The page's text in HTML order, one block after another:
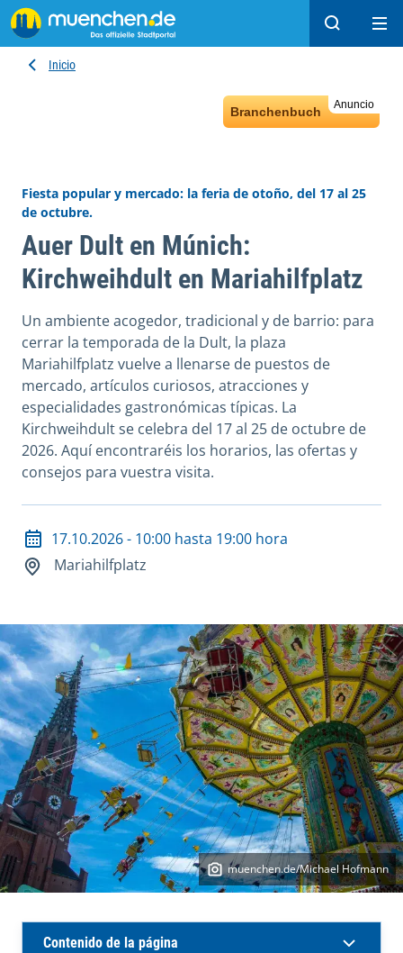
Buscar
Inicio
Anuncio
Branchenbuch
Fiesta popular y mercado: la feria de otoño, del 17 al 25
de octubre.
Auer Dult en Múnich:
Kirchweihdult en Mariahilfplatz
Un ambiente acogedor, tradicional y de barrio: para
cerrar la temporada de la Dult, la plaza
Mariahilfplatz vuelve a llenarse de puestos de
mercado, artículos curiosos, atracciones y
especialidades gastronómicas típicas. La
Kirchweihdult se celebra del 17 al 25 de octubre de
2026. Aquí encontraréis los horarios, las ofertas y
consejos para vuestra visita.
Datum und Veranstaltungsort
17.10.2026 - 10:00 hasta 19:00 hora
Mariahilfplatz
muenchen.de/Michael Hofmann
Contenido de la página